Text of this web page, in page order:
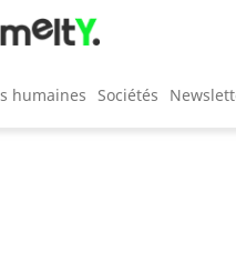
humaines Sociétés